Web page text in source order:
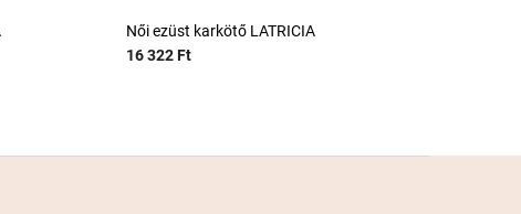
Női ezüst karkötő LATRICIA
16 322 Ft